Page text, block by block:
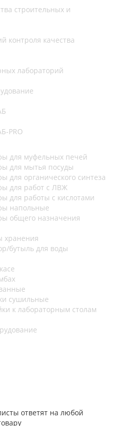
строительных и
контроля качества
лабораторий
PRO
для муфельных печей
для мытья посуды
для органического синтеза
для работ с ЛВЖ
для работы с кислотами
напольные
общего назначения
хранения
бутыль для воды
сушильные
к лабораторным столам
ответят на любой